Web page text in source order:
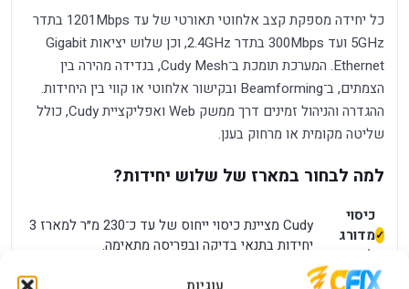
כל יחידה מספקת קצב אלחוטי תאורטי של עד 1201Mbps בתדר
5GHz ועד 300Mbps בתדר 2.4GHz, וכן שלוש יציאות Gigabit
Ethernet. המערכת תומכת ב־Cudy Mesh, בנדידה מהירה בין
הצמתים, ב־Beamforming ובקישור אלחוטי או קווי בין היחידות.
ההגדרה והניהול זמינים דרך ממשק Web ואפליקציית Cudy, כולל
שליטה מקומית או מרחוק בענן.
למה לבחור במארז של שלוש יחידות?
כיסוי
מדורג
לבית:
Cudy מציינת כיסוי ייחוס של עד כ־230 מ״ר למארז 3
יחידות בתנאי בדיקה ובפריסה מתאימה.
שם